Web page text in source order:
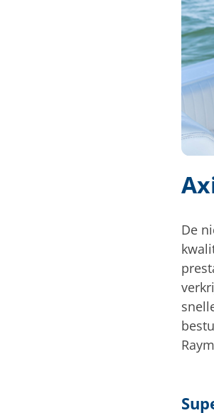
Boten, toebehoren en fun
De